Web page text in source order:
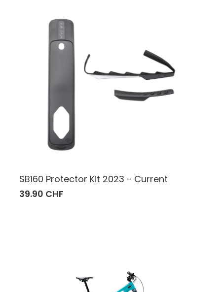
SB160 Protector Kit 2023 - Current
39.90 CHF